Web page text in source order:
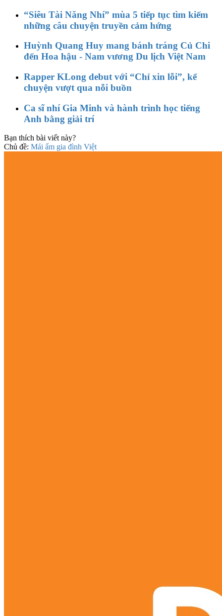
“Siêu Tài Năng Nhí” mùa 5 tiếp tục tìm kiếm
những câu chuyện truyền cảm hứng
Huỳnh Quang Huy mang bánh tráng Củ Chi
đến Hoa hậu - Nam vương Du lịch Việt Nam
Rapper KLong debut với “Chỉ xin lỗi”, kể
chuyện vượt qua nỗi buồn
Ca sĩ nhí Gia Minh và hành trình học tiếng
Anh bằng giải trí
Bạn thích bài viết này?
Chủ đề: Mái ấm gia đình Việt